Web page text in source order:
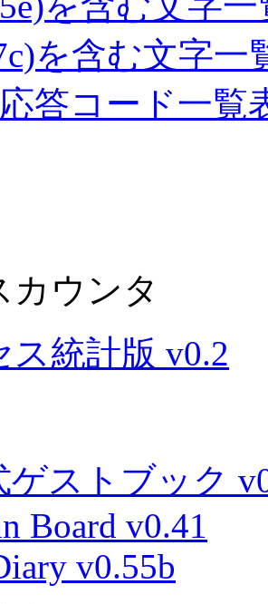
を含む文字一
答コード一覧
カウンタ
ス統計版 v0.2
ゲストブック
Board v0.41
v0.55b